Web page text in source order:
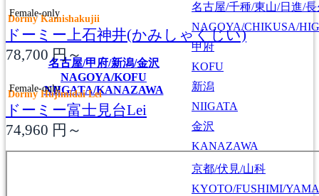
名古屋/甲府/新潟/金沢
NAGOYA/KOFU
NIIGATA/KANAZAWA
名古屋/千種/東山/日進/
NAGOYA/CHIKUSA/
甲府
KOFU
新潟
NIIGATA
金沢
KANAZAWA
京都/伏見/山科
KYOTO/FUSHIMI/
Female-only
Dormy Kamishakujii
ドーミー上石神井(かみしゃくじい)
78,700 円～
Female-only
Dormy Hujimidai Lei
ドーミー富士見台Lei
74,960 円～